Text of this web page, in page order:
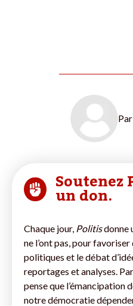
Par
un don.
Chaque jour, Politisdonne
ne l’ont pas, pour
politiques et le débat
reportages et analyses.
pense que l’émancipation
notre démocratie